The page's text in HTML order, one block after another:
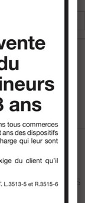
Avis des clients